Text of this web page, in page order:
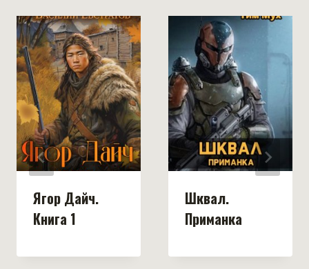
Ягор Дайч.
Книга 1
Шквал.
Приманка